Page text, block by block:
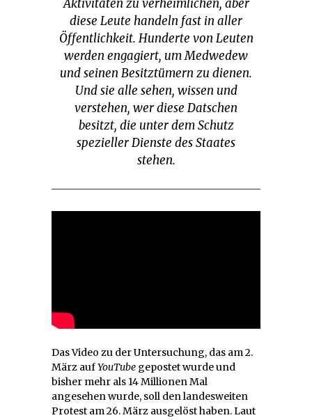
Aktivitäten zu verheimlichen, aber
diese Leute handeln fast in aller
Öffentlichkeit. Hunderte von Leuten
werden engagiert, um Medwedew
und seinen Besitztümern zu dienen.
Und sie alle sehen, wissen und
verstehen, wer diese Datschen
besitzt, die unter dem Schutz
spezieller Dienste des Staates
stehen.
Das Video zu der Untersuchung, das am 2.
März aufYouTube gepostet wurde und
bisher mehr als 14 Millionen Mal
angesehen wurde, soll den landesweiten
Protest am 26. März ausgelöst haben. Laut